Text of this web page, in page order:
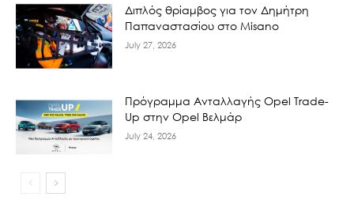
Διπλός θρίαμβος για τον Δημήτρη
Παπαναστασίου στο Misano
July 27, 2026
Πρόγραμμα Ανταλλαγής Opel Trade-
Up στην Opel Βελμάρ
July 24, 2026